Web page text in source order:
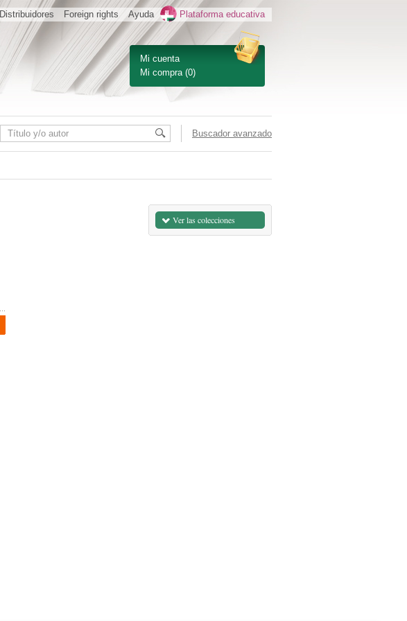
Mi cuenta
Mi compra (0)
Distribuidores Foreign rights Ayuda Plataforma educativa
Buscador avanzado
Ver las colecciones